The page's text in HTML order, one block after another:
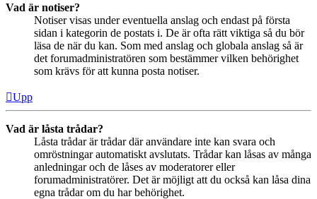
Vad är notiser?
Notiser visas under eventuella anslag och endast på första
sidan i kategorin de postats i. De är ofta rätt viktiga så du bör
läsa de när du kan. Som med anslag och globala anslag så är
det forumadministratören som bestämmer vilken behörighet
som krävs för att kunna posta notiser.
Upp
Vad är låsta trådar?
Låsta trådar är trådar där användare inte kan svara och
omröstningar automatiskt avslutats. Trådar kan låsas av många
anledningar och de låses av moderatorer eller
forumadministratörer. Det är möjligt att du också kan låsa dina
egna trådar om du har behörighet.